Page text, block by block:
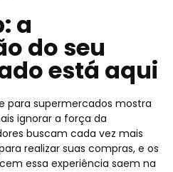
a
do seu
está aqui
supermercados mostra
ignorar a força da
buscam cada vez mais
realizar suas compras, e os
essa experiência saem na